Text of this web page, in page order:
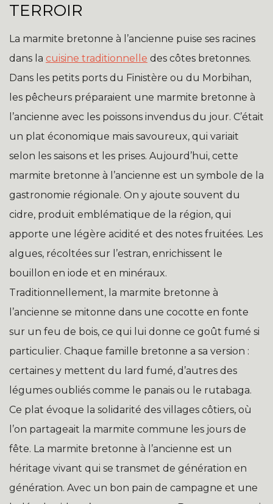
TERROIR
La marmite bretonne à l’ancienne puise ses racines
dans la cuisine traditionnelle des côtes bretonnes.
Dans les petits ports du Finistère ou du Morbihan,
les pêcheurs préparaient une marmite bretonne à
l’ancienne avec les poissons invendus du jour. C’était
un plat économique mais savoureux, qui variait
selon les saisons et les prises. Aujourd’hui, cette
marmite bretonne à l’ancienne est un symbole de la
gastronomie régionale. On y ajoute souvent du
cidre, produit emblématique de la région, qui
apporte une légère acidité et des notes fruitées. Les
algues, récoltées sur l’estran, enrichissent le
bouillon en iode et en minéraux.
Traditionnellement, la marmite bretonne à
l’ancienne se mitonne dans une cocotte en fonte
sur un feu de bois, ce qui lui donne ce goût fumé si
particulier. Chaque famille bretonne a sa version :
certaines y mettent du lard fumé, d’autres des
légumes oubliés comme le panais ou le rutabaga.
Ce plat évoque la solidarité des villages côtiers, où
l’on partageait la marmite commune les jours de
fête. La marmite bretonne à l’ancienne est un
héritage vivant qui se transmet de génération en
génération. Avec un bon pain de campagne et une